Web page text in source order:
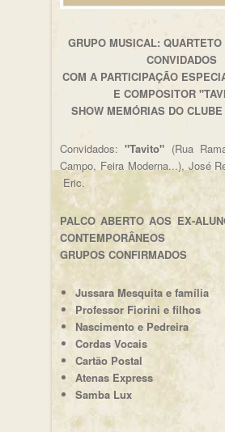
GRUPO MUSICAL:
CONVIDADOS
COM A PARTICIPAÇÃO
E COMPOSITOR
SHOW MEMÓRIAS DO
Convidados:"Tavito" (Rua
Campo, Feira Moderna...), José
Eric.
PALCO ABERTO AOS EX-
CONTEMPORÂNEOS
GRUPOS CONFIRMADOS
Jussara Mesquita e família
Professor Fiorini e filhos
Nascimento e Pedreira
Cordas Vocais
Cartão Postal
Atenas Express
Samba Lux